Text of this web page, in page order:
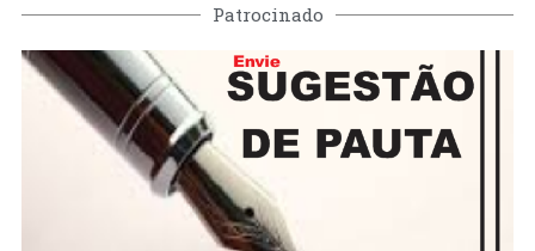
Patrocinado